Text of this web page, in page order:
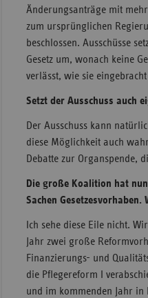
Änderungsanträge mit
zum ursprünglichen
beschlossen. Ausschüsse
Gesetz um, wonach keine
verlässt, wie sie
Setzt der Ausschuss auch
Der Ausschuss kann
diese Möglichkeit auch
Debatte zur Organspende,
Die große Koalition hat
Sachen Gesetzesvorhaben.
Ich sehe diese Eile nicht.
Jahr zwei große
Finanzierungs- und
die Pflegereform I
und im kommenden Jahr in